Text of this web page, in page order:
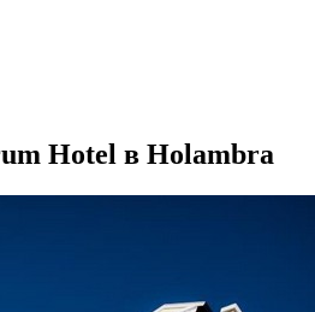
Hotel в Holambra